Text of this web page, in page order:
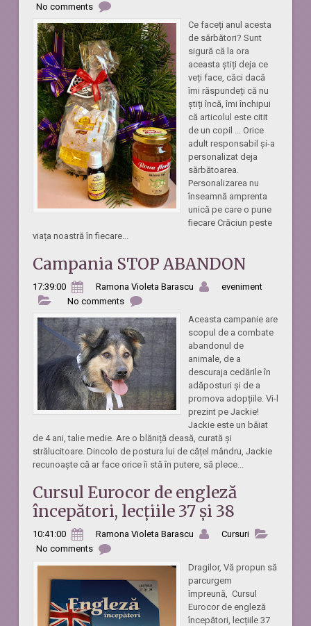
No comments
Ce faceți anul acesta
de sărbători? Sunt
sigură că la ora
aceasta știți deja ce
veți face, căci dacă
îmi răspundeți că nu
știți încă, îmi închipui
că articolul este citit
de un copil ... Orice
adult responsabil și-a
personalizat deja
sărbătoarea.
Personalizarea nu
înseamnă amprenta
unică pe care o pune
fiecare Crăciun peste
viața noastră în fiecare...
Campania STOP ABANDON
17:39:00 Ramona Violeta Barascu
eveniment
No comments
Aceasta campanie are
scopul de a combate
abandonul de
animale, de a
descuraja cedările în
adăposturi și de a
promova adopțiile. Vi-l
prezint pe Jackie!
Jackie este un băiat
de 4 ani, talie medie. Are o blăniță deasă, curată și
strălucitoare. Dincolo de postura lui de cățel mândru, Jackie
recunoaște că ar face orice îi stă în putere, să plece...
Cursul Eurocor de engleză
începători, lecțiile 37 și 38
10:41:00 Ramona Violeta Barascu
Cursuri
No comments
Dragilor, Vă propun să
parcurgem
împreună, Cursul
Eurocor de engleză
începători, lecțiile 37